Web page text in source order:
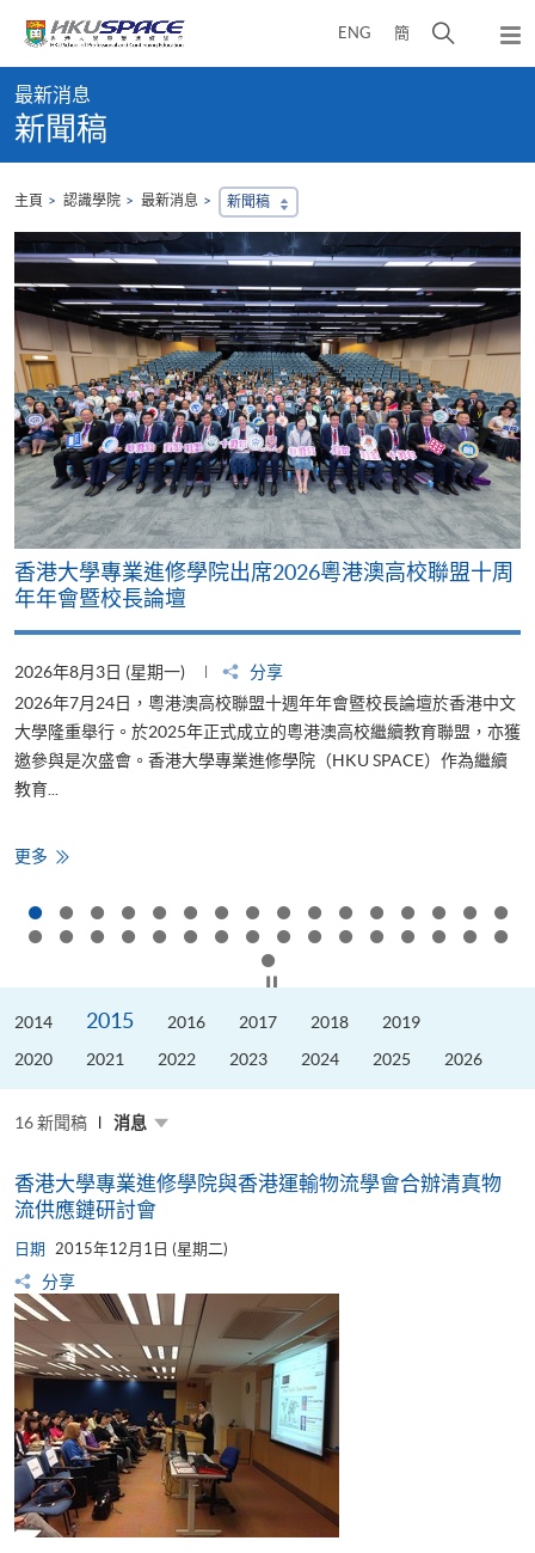
content
ENG 簡
開
彈
出
content
start
最新消息
新聞稿
主頁 認識學院 最新消息 新聞稿
席2026粵港澳高校聯盟十周
分享
盟十週年年會暨校長論壇於香港中文
成立的粵港澳高校繼續教育聯盟，亦獲
進修學院（HKU SPACE）作為繼續
HKU SPACE 支持「低
學院自2019年起成為「低碳關
2011年推出，是香港歷史最悠
發逾500個標籤，表揚並賦能企
持
「低
碳
標
計
2026」
推
動
發
展
2014 2015 2016 2017 2018
2019
2020
2021 2022 2023 2024 2025 2026
16 新聞稿 消息
香港大學專業進修學院與香港運輸物流學會合辦清真物
流供應鏈研討會
日期 2015年12月1日 (星期二)
分享